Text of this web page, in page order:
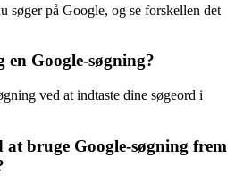
søger på Google, og se forskellen det
Google-søgning?
ved at indtaste dine søgeord i
at bruge Google-søgning frem